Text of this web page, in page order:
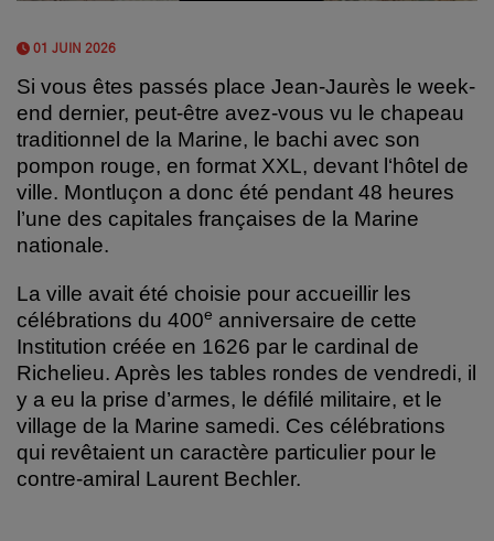
01 JUIN 2026
Si vous êtes passés place Jean-Jaurès le week-
end dernier, peut-être avez-vous vu le chapeau
traditionnel de la Marine, le bachi avec son
pompon rouge, en format XXL, devant l‘hôtel de
ville. Montluçon a donc été pendant 48 heures
l’une des capitales françaises de la Marine
nationale.
La ville avait été choisie pour accueillir les
célébrations du 400e anniversaire de cette
Institution créée en 1626 par le cardinal de
Richelieu. Après les tables rondes de vendredi, il
y a eu la prise d’armes, le défilé militaire, et le
village de la Marine samedi. Ces célébrations
qui revêtaient un caractère particulier pour le
contre-amiral Laurent Bechler.